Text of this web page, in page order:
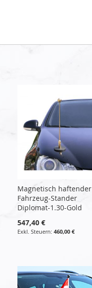
Magnetisch haftender
Fahrzeug-Stander
Diplomat-1.30-Gold
547,40 €
460,00 €